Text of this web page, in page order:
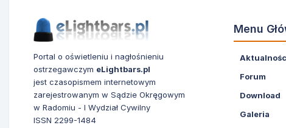
Portal o oświetleniu i nagłośnieniu
ostrzegawczym eLightbars.pl
jest czasopismem internetowym
zarejestrowanym w Sądzie Okręgowym
w Radomiu - I Wydział Cywilny
ISSN 2299-1484
Menu
Forum
Download
Galeria